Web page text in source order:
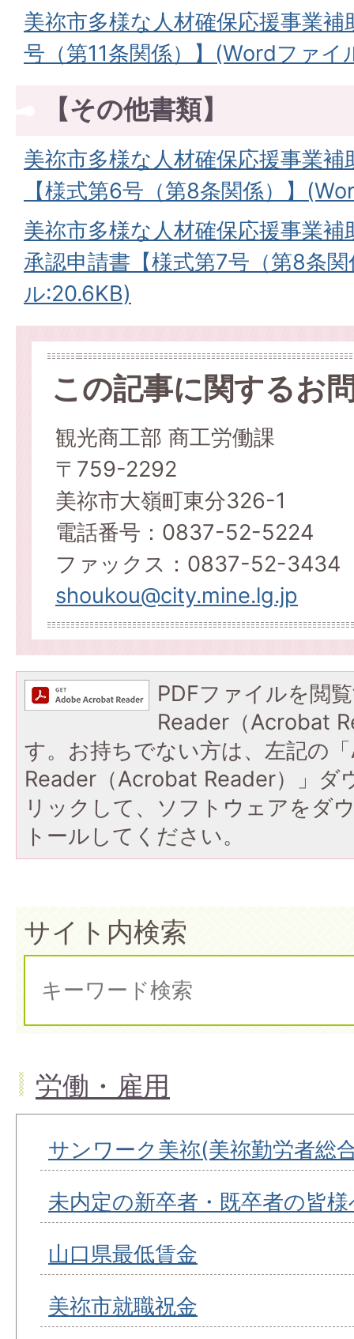
美祢市多様な人材確保応援事業
号（第11条関係）】(Wordファイ
【その他書類】
美祢市多様な人材確保応援事業補
【様式第6号（第8条関係）】
美祢市多様な人材確保応援事業
承認申請書【様式第7号（第8条
ル:20.6KB)
この記事に関するお
観光商工部 商工労働課
〒759-2292
美祢市大嶺町東分326-1
電話番号：0837-52-5224
ファックス：0837-52-3434
shoukou@city.mine.lg.jp
PDFファイルを閲
Reader（Acrobat
す。お持ちでない方は、左記の
Reader（Acrobat Reader）」ダ
リックして、ソフトウェアをダ
トールしてください。
サイト内検索
労働・雇用
サンワーク美祢(美祢勤労者総
未内定の新卒者・既卒者の皆
山口県最低賃金
美祢市就職祝金